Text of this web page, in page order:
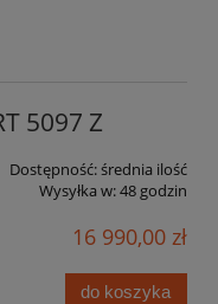
5097 Z
Dostępność:średnia ilość
Wysyłka w:48 godzin
16 990,00 zł
do koszyka